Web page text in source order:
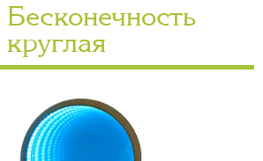
Бесконечность
круглая